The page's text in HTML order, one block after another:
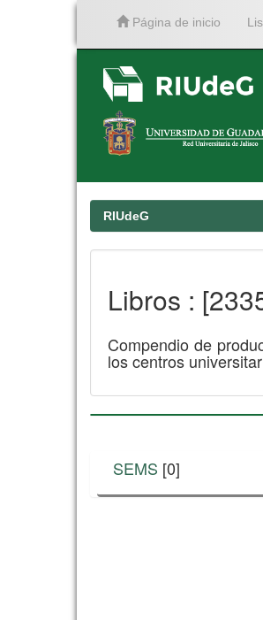
Página de inicio
RIUdeG
Libros :
Compendio de
los centros
SEMS [0]